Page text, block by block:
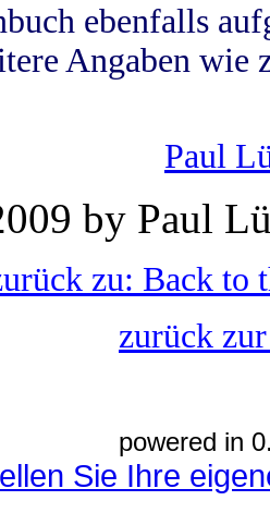
ebenfalls
Angaben wie
Paul
by Paul
zu: Back to
zurück
powered in
Sie Ihre